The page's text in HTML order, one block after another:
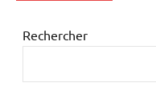
Kits
main
Rechercher